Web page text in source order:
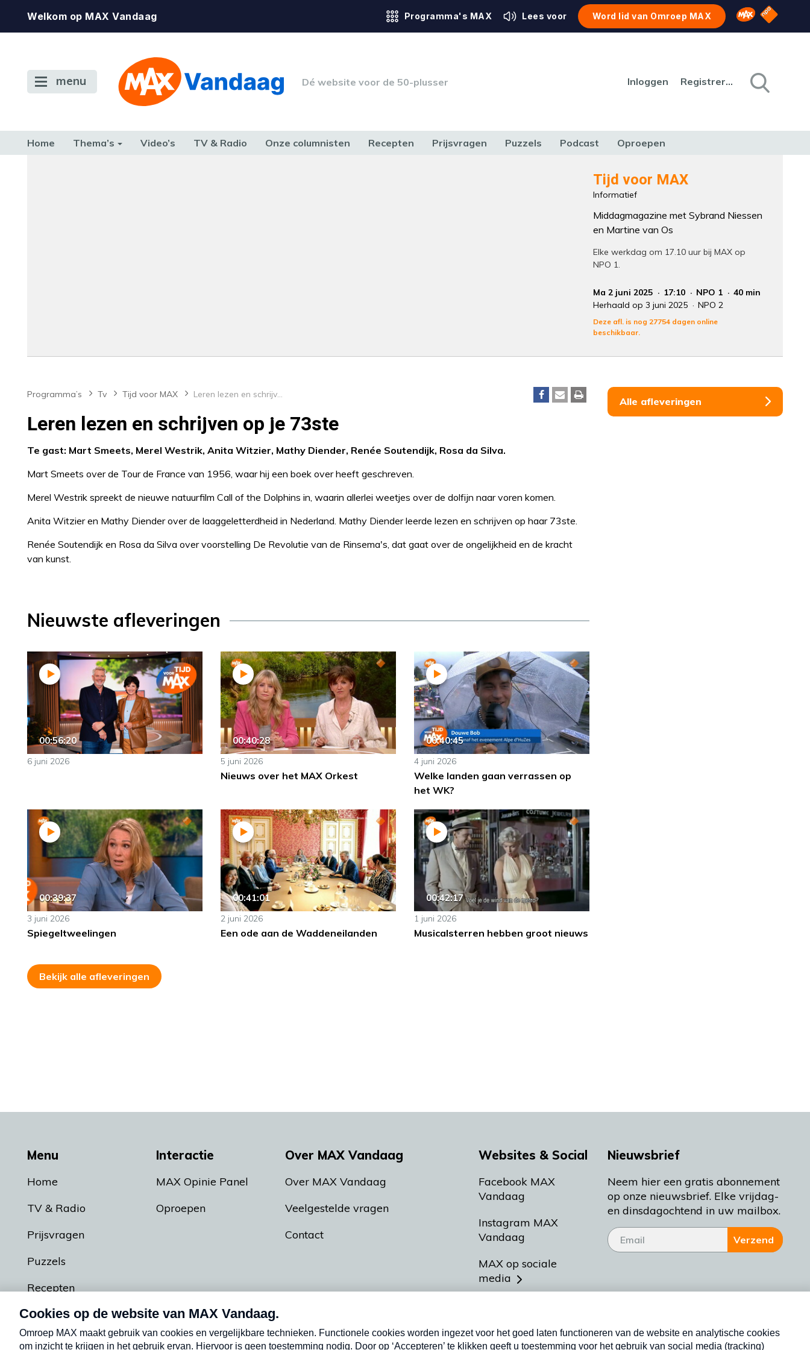
Welkom op MAX Vandaag Programma's MAX Lees voor Word lid van Omroep MAX Omroep MAX
NPO
menu Dé website voor de 50-plusser Inloggen Registreren
Home Thema’s Video’s TV & Radio Onze columnisten Recepten Prijsvragen Puzzels Podcast Oproepen
Tijd voor MAX
Informatief
Middagmagazine met Sybrand Niessen
en Martine van Os
Elke werkdag om 17.10 uur bij MAX op
NPO 1.
Ma 2 juni 2025 17:10 NPO 1
40 min
Herhaald op 3 juni 2025
NPO 2
Deze afl. is nog 27754 dagen online
beschikbaar.
Programma’s Tv Tijd voor MAX Leren lezen en schrijven op je 73ste
Leren lezen en schrijven op je 73ste
Te gast: Mart Smeets, Merel Westrik, Anita Witzier, Mathy Diender, Renée Soutendijk, Rosa da Silva.
Mart Smeets over de Tour de France van 1956, waar hij een boek over heeft geschreven.
Merel Westrik spreekt de nieuwe natuurfilm Call of the Dolphins in, waarin allerlei weetjes over de dolfijn naar voren komen.
Anita Witzier en Mathy Diender over de laaggeletterdheid in Nederland. Mathy Diender leerde lezen en schrijven op haar 73ste.
Renée Soutendijk en Rosa da Silva over voorstelling De Revolutie van de Rinsema's, dat gaat over de ongelijkheid en de kracht
van kunst.
Nieuwste afleveringen
00:56:20
6 juni 2026
00:40:28
5 juni 2026
Nieuws over het MAX Orkest
00:40:45
4 juni 2026
Welke landen gaan verrassen op
het WK?
00:39:37
3 juni 2026
Spiegeltweelingen
00:41:01
2 juni 2026
Een ode aan de Waddeneilanden
00:42:17
1 juni 2026
Musicalsterren hebben groot nieuws
Bekijk alle afleveringen
Alle afleveringen
Menu
Home
TV & Radio
Prijsvragen
Puzzels
Recepten
Podcasts
Interactie
MAX Opinie Panel
Oproepen
Over MAX Vandaag
Over MAX Vandaag
Veelgestelde vragen
Contact
Websites & Social
Facebook MAX
Vandaag
Instagram MAX
Vandaag
MAX op sociale
media
Meldpunt Actueel
Nieuwsbrief
Neem hier een gratis abonnement
op onze nieuwsbrief. Elke vrijdag-
en dinsdagochtend in uw mailbox.
Verzend
Nieuwsbrief